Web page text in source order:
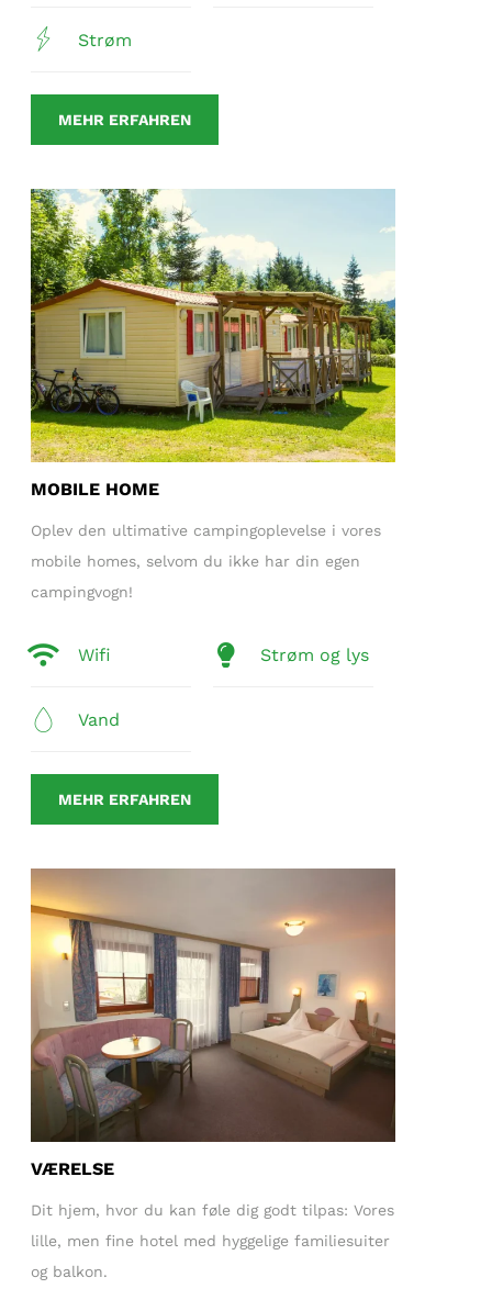
Strøm
MEHR ERFAHREN
MOBILE HOME
Oplev den ultimative campingoplevelse i vores
mobile homes, selvom du ikke har din egen
campingvogn!
Wifi Strøm og lys
Vand
MEHR ERFAHREN
VÆRELSE
Dit hjem, hvor du kan føle dig godt tilpas: Vores
lille, men fine hotel med hyggelige familiesuiter
og balkon.